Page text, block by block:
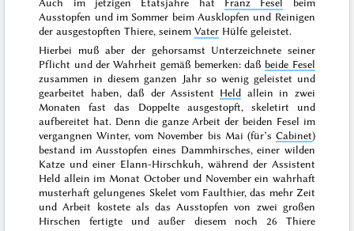
Auch im jetzigen Etatsjahre hat Franz Fesel beim
Ausstopfen und im Sommer beim Ausklopfen und Reinigen
der ausgestopften Thiere, seinemVater Hülfe geleistet.
Hierbei muß aber der gehorsamst Unterzeichnete seiner
Pflicht und der Wahrheit gemäß bemerken: daß beide Fesel
zusammen in diesem ganzen Jahr so wenig geleistet und
gearbeitet haben, daß der Assistent Held allein in zwei
Monaten fast das Doppelte ausgestopft, skeletirt und
aufbereitet hat. Denn die ganze Arbeit der beiden Fesel im
vergangnen Winter, vom November bis Mai (für’s Cabinet)
bestand im Ausstopfen eines Dammhirsches, einer wilden
Katze und einer Elann-Hirschkuh, während der Assistent
Held allein im Monat October und Novemberein wahrhaft
musterhaft gelungenes Skelet vom Faulthier, das mehr Zeit
und Arbeit kostete als das Ausstopfen von zwei großen
Hirschen fertigte und außer diesem noch 26 Thiere